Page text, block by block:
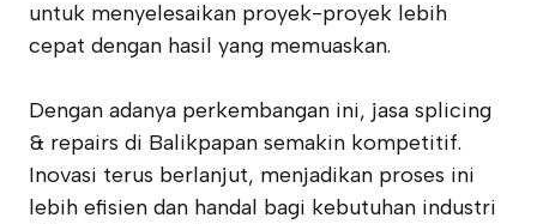
untuk menyelesaikan proyek-proyek lebih
cepat dengan hasil yang memuaskan.
Dengan adanya perkembangan ini, jasa splicing
& repairs di Balikpapan semakin kompetitif.
Inovasi terus berlanjut, menjadikan proses ini
lebih efisien dan handal bagi kebutuhan industri